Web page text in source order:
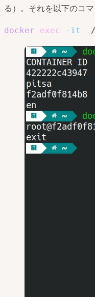
る）。それを以下のコマ
docker exec -it